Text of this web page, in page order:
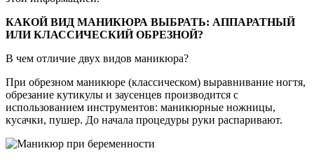
КАКОЙ ВИД МАНИКЮРА ВЫБРАТЬ: АППАРАТНЫЙ
ИЛИ КЛАССИЧЕСКИЙ ОБРЕЗНОЙ?
В чем отличие двух видов маникюра?
При обрезном маникюре (классическом) выравнивание ногтя,
обрезание кутикулы и заусенцев производится с
использованием инструментов: маникюрные ножницы,
кусачки, пушер. До начала процедуры руки распаривают.